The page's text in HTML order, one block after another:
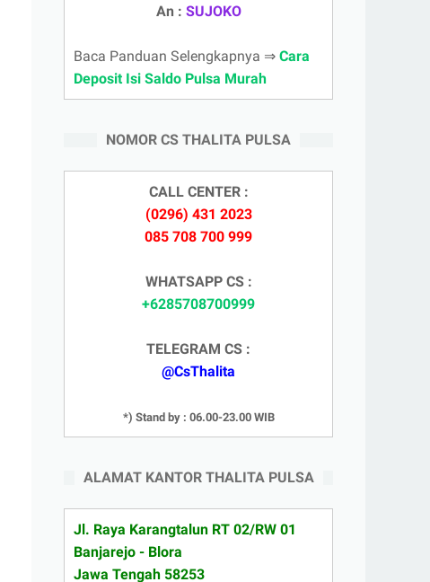
An : SUJOKO
Baca Panduan Selengkapnya ⇒ Cara
Deposit Isi Saldo Pulsa Murah
NOMOR CS THALITA PULSA
CALL CENTER :
(0296) 431 2023
085 708 700 999
WHATSAPP CS :
+6285708700999
TELEGRAM CS :
@CsThalita
*) Stand by : 06.00-23.00 WIB
ALAMAT KANTOR THALITA PULSA
Jl. Raya Karangtalun RT 02/RW 01
Banjarejo - Blora
Jawa Tengah 58253